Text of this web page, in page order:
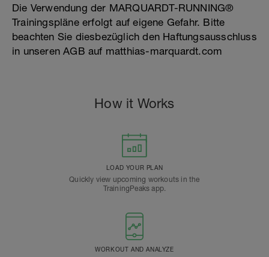
Die Verwendung der MARQUARDT-RUNNING®
Trainingspläne erfolgt auf eigene Gefahr. Bitte
beachten Sie diesbezüglich den Haftungsausschluss
in unseren AGB auf matthias-marquardt.com
How it Works
LOAD YOUR PLAN
Quickly view upcoming workouts in the
TrainingPeaks app.
WORKOUT AND ANALYZE